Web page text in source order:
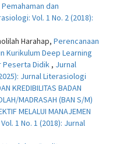
dan
Vol. 1 No. 2 (2018):
Harahap, Perencanaan
Kurikulum Deep Learning
Peserta Didik , Jurnal
Jurnal Literasiologi
KREDIBILITAS BADAN
MADRASAH (BAN S/M)
MELALUI MANAJEMEN
1 No. 1 (2018): Jurnal